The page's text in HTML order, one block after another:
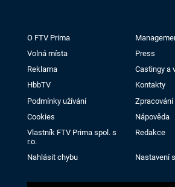
O FTV Prima
Volná místa
Press
Reklama
Castingy a
HbbTV
Kontakty
Podmínky užívání
Cookies
Nápověda
Vlastník FTV Prima spol. s
r.o.
Redakce
Nahlásit chybu Nastavení